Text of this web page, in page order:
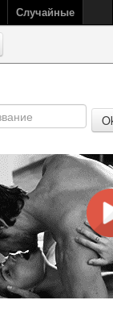
Случайные